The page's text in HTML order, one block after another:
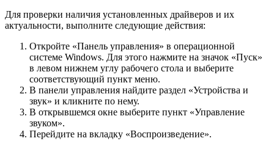
Для проверки наличия установленных драйверов и их
актуальности, выполните следующие действия:
Откройте «Панель управления» в операционной
системе Windows. Для этого нажмите на значок «Пуск»
в левом нижнем углу рабочего стола и выберите
соответствующий пункт меню.
В панели управления найдите раздел «Устройства и
звук» и кликните по нему.
В открывшемся окне выберите пункт «Управление
звуком».
Перейдите на вкладку «Воспроизведение».